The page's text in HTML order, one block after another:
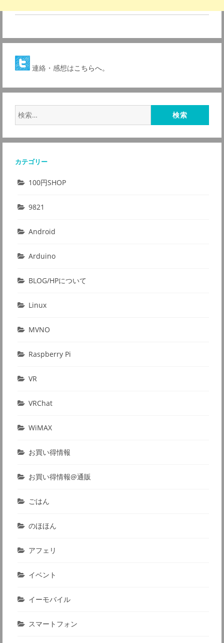
連絡・感想はこちらへ。
索:
カテゴリー
100円SHOP
9821
Android
Arduino
BLOG/HPについて
Linux
MVNO
Raspberry Pi
VR
VRChat
WiMAX
お買い得情報
お買い得情報@通販
ごはん
のほほん
アフェリ
イベント
イーモバイル
スマートフォン